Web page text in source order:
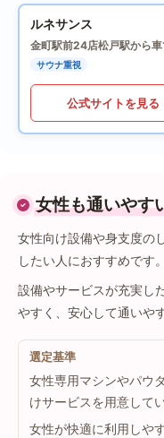
ルネサンス
金町駅前24店松戸駅から
サウナ重視
公式サイトを見る
女性も通いやす
女性向け設備や身支度の
したい人におすすめです。
設備やサービスが充実し
やすく、安心して通いや
選定基準
女性専用マシンやパウ
けサービスを用意して
女性が快適に利用しや